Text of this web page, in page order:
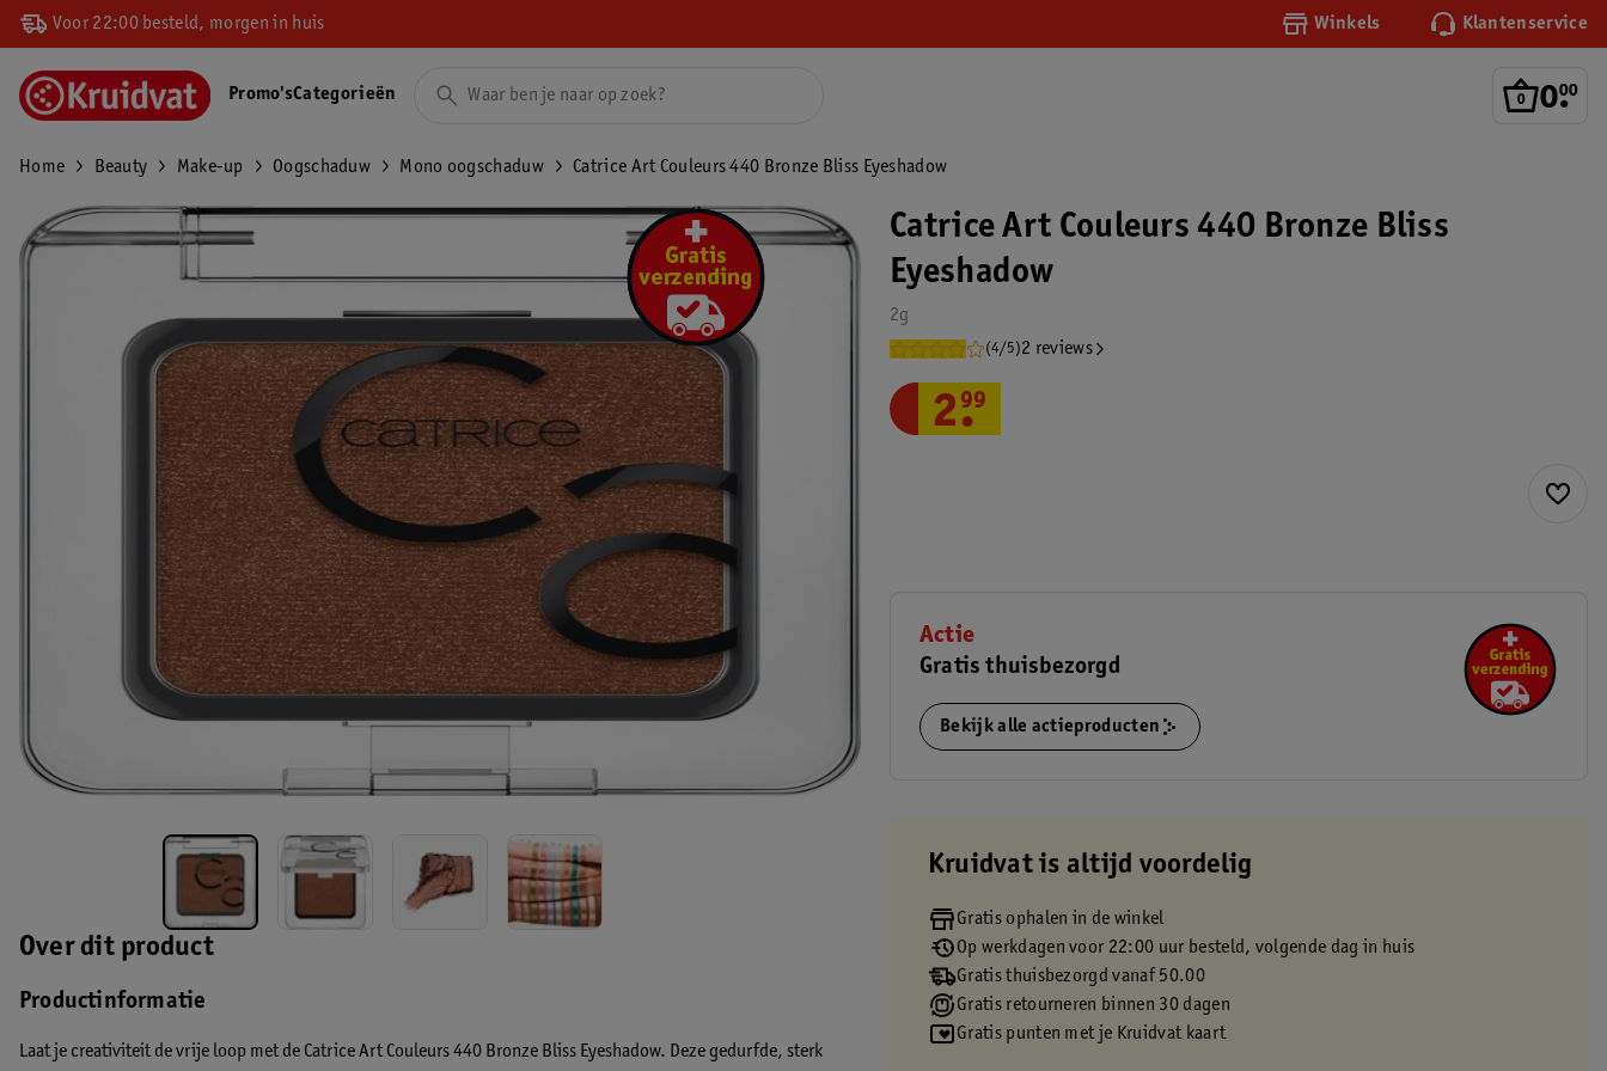
Voor 22:00 besteld, morgen in huis Winkels Klantenservice
0.
00
Promo'sCategorieën
Home Beauty Make-up Oogschaduw Mono oogschaduw Catrice Art Couleurs 440 Bronze Bliss Eyeshadow
Over dit product
Productinformatie
Laat je creativiteit de vrije loop met de Catrice Art Couleurs 440 Bronze Bliss Eyeshadow. Deze gedurfde, sterk
Catrice Art Couleurs 440 Bronze Bliss
Eyeshadow
2g
(4/5)2 reviews
2.
99
Actie
Gratis thuisbezorgd
Bekijk alle actieproducten
Kruidvat is altijd voordelig
Gratis ophalen in de winkel
Op werkdagen voor 22:00 uur besteld, volgende dag in huis
Gratis thuisbezorgd vanaf 50.00
Gratis retourneren binnen 30 dagen
Gratis punten met je Kruidvat kaart